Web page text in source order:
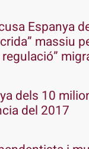
Espanya
massiu
regulació”
dels 10
del 2017